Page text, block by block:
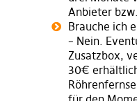
Anbieter
Brauche ich
– Nein.
Zusatzbox,
30€